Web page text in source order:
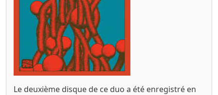
Le deuxième disque de ce duo a été enregistré en